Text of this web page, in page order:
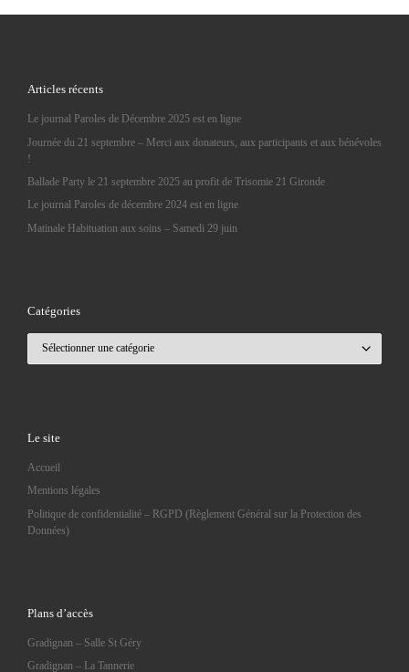
Articles récents
Le journal Paroles de Décembre 2025 est en ligne
Journée du 21 septembre – Merci aux donateurs, aux participants et aux bénévoles
!
Ballade Party le 21 septembre 2025 au profit de Trisomie 21 Gironde
Le journal Paroles de décembre 2024 est en ligne
Matinale Habituation aux soins – Samedi 29 juin
Catégories
Le site
Accueil
Mentions légales
Politique de confidentialité – RGPD (Règlement Général sur la Protection des
Données)
Plans d’accès
Gradignan – Salle St Géry
Gradignan – La Tannerie